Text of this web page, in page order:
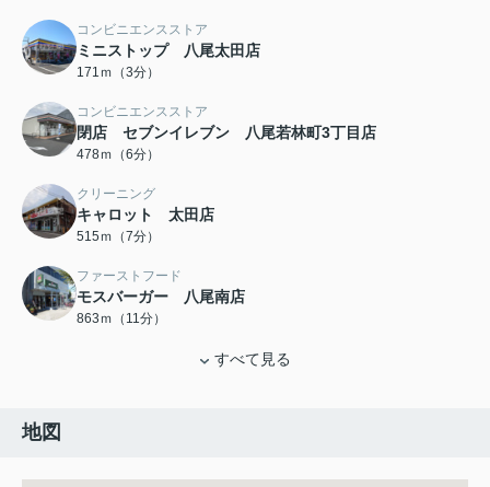
コンビニエンスストア
ミニストップ 八尾太田店
171ｍ（3分）
コンビニエンスストア
閉店 セブンイレブン 八尾若林町3丁目店
478ｍ（6分）
クリーニング
キャロット 太田店
515ｍ（7分）
ファーストフード
モスバーガー 八尾南店
863ｍ（11分）
すべて見る
地図